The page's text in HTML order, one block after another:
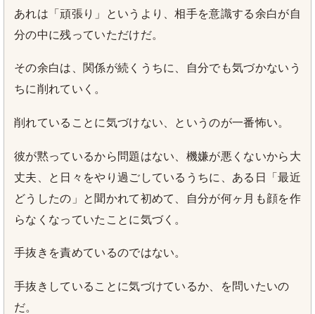
あれは「頑張り」というより、相手を意識する余白が自
分の中に残っていただけだ。
その余白は、関係が続くうちに、自分でも気づかないう
ちに削れていく。
削れていることに気づけない、というのが一番怖い。
彼が黙っているから問題はない、機嫌が悪くないから大
丈夫、と日々をやり過ごしているうちに、ある日「最近
どうしたの」と聞かれて初めて、自分が何ヶ月も顔を作
らなくなっていたことに気づく。
手抜きを責めているのではない。
手抜きしていることに気づけているか、を問いたいの
だ。